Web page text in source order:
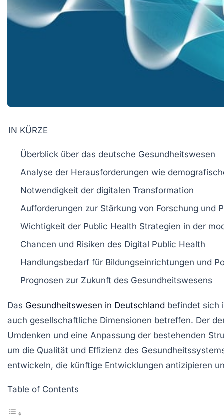
IN KÜRZE
Überblick über das deutsche Gesundheitswesen
Analyse der Herausforderungen wie
Notwendigkeit der digitalen Transformation
Aufforderungen zur Stärkung von Forschung und
Wichtigkeit der Public Health Strategien in der
Chancen und Risiken des Digital Public Health
Handlungsbedarf für Bildungseinrichtungen und
Prognosen zur Zukunft des Gesundheitswesens
Das Gesundheitswesen in Deutschland befindet sich
auch gesellschaftliche Dimensionen betreffen. Der
Umdenken und eine Anpassung der bestehenden
um die Qualität und Effizienz des
entwickeln, die künftige Entwicklungen antizipieren
Table of Contents